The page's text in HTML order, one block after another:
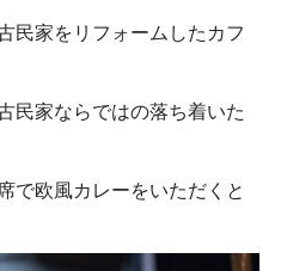
民家をリフォームしたカフ
民家ならではの落ち着いた
で欧風カレーをいただくと